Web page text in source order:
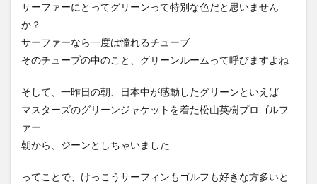
サーファーにとってグリーンって特別な色だと思いません
か？
サーファーなら一度は憧れるチューブ
そのチューブの中のこと、グリーンルームって呼びますよね
そして、一昨日の朝、日本中が感動したグリーンといえば
マスターズのグリーンジャケットを着た松山英樹プロゴルフ
ァー
朝から、ジーンとしちゃいました
ってことで、けっこうサーフィンもゴルフも好きな方多いと